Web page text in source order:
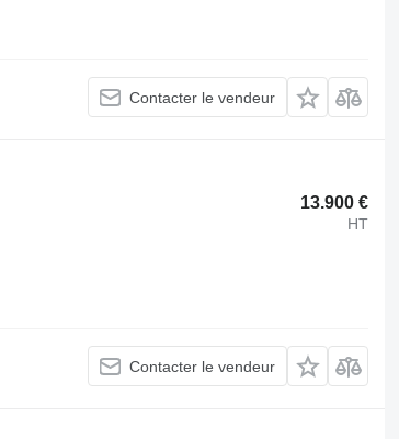
Contacter le vendeur
13.900 €
HT
Contacter le vendeur